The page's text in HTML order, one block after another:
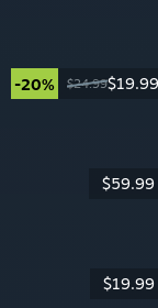
-20% $24.99$19.99
$59.99
$19.99